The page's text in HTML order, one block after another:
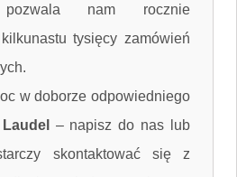
pozwala nam rocznie
tysięcy zamówień
w doborze odpowiedniego
– napisz do nas lub
skontaktować się z